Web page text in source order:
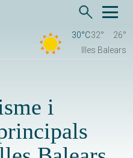
30°C32°
26°
Illes Balears
i